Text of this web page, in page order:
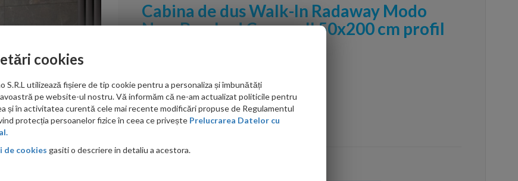
Cabina de dus Walk-In Radaway Modo
New Brushed Copper II 50x200 cm profil
PRP: 1,814.00 RON
1,524.00 RON
Ati gasit in alta parte mai ieftin?
cookies
S.R.L utilizează fișiere de tip cookie pentru a personaliza și îmbunătăți
pe website-ul nostru. Vă informăm că ne-am actualizat politicile pentru
și în activitatea curentă cele mai recente modificări propuse de Regulamentul
protecția persoanelor fizice în ceea ce privește Prelucrarea Datelor cu
de cookies gasiti o descriere in detaliu a acestora.